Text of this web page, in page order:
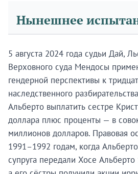
Нынешнее
5 августа 2024 года судьи Дай,
Верховного суда Мендосы
гендерной перспективы к
наследственного
Альберто выплатить сестре
доллара плюс проценты — в
миллионов долларов. Правовая
1991–1992 годам, когда
супруга передали Хосе